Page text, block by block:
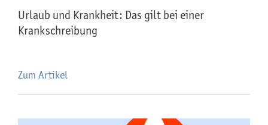
Urlaub und Krankheit: Das gilt bei einer
Krankschreibung
Zum Artikel